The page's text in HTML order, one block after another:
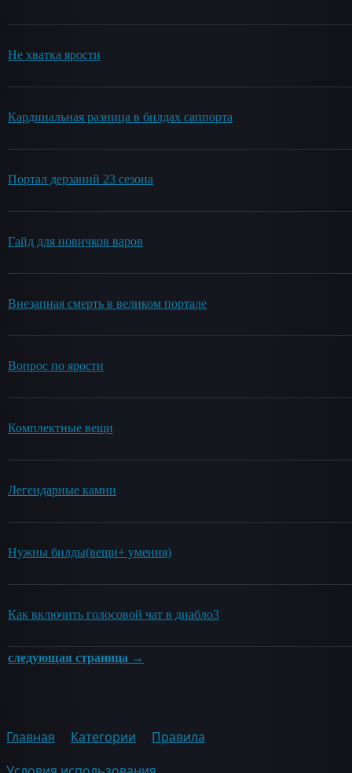
Не хватка ярости
Кардинальная разница в билдах саппорта
Портал дерзаний 23 сезона
Гайд для новичков варов
Внезапная смерть в великом портале
Вопрос по ярости
Комплектные вещи
Легендарные камни
Нужны билды(вещи+ умения)
Как включить голосовой чат в диабло3
следующая страница →
Главная Категории
Правила